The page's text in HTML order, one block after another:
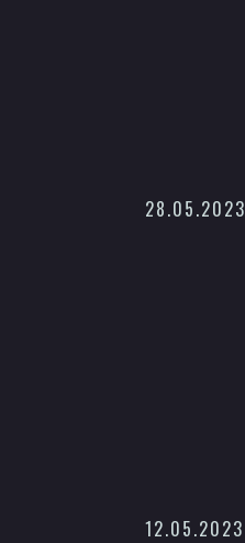
28.05.2023
12.05.2023